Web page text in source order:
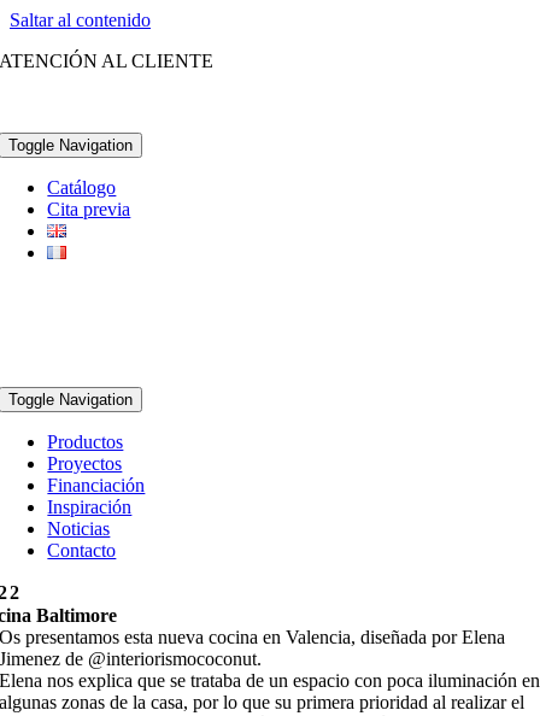
Saltar al contenido
ATENCIÓN AL CLIENTE
Toggle Navigation
Catálogo
Cita previa
Toggle Navigation
Productos
Proyectos
Financiación
Inspiración
Noticias
Contacto
Baltimore
Os presentamos esta nueva cocina en Valencia, diseñada por Elena
Jimenez de @interiorismococonut.
Elena nos explica que se trataba de un espacio con poca iluminación en
algunas zonas de la casa, por lo que su primera prioridad al realizar el